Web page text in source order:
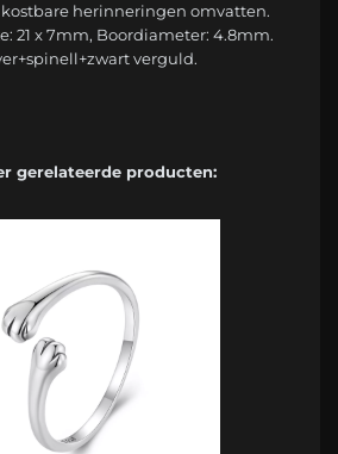
herinneringen omvatten.
21 x 7mm, Boordiameter: 4.8mm.
verguld.
gerelateerde producten: